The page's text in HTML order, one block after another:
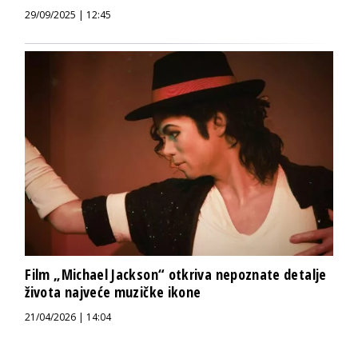
29/09/2025 | 12:45
Film „Michael Jackson“ otkriva nepoznate detalje
života najveće muzičke ikone
21/04/2026 | 14:04